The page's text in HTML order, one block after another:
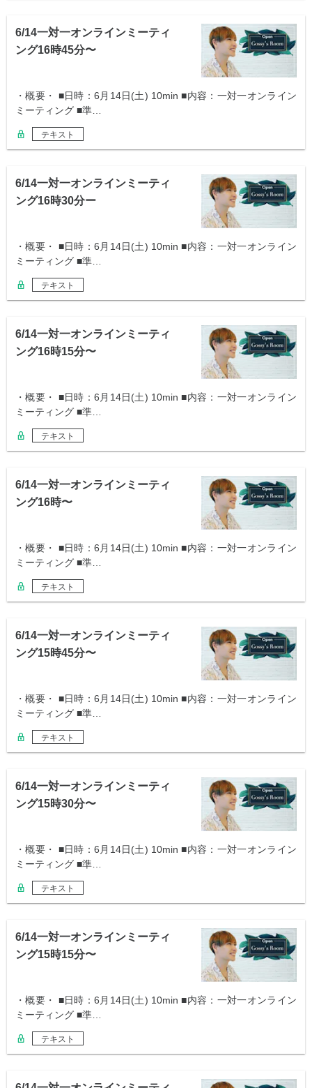
6/14一対一オンラインミーティ
ング16時45分〜
・概要・ ■日時：6月14日(土) 10min ■内容：一対一オンライン
ミーティング ■準…
テキスト
6/14一対一オンラインミーティ
ング16時30分ー
・概要・ ■日時：6月14日(土) 10min ■内容：一対一オンライン
ミーティング ■準…
テキスト
6/14一対一オンラインミーティ
ング16時15分〜
・概要・ ■日時：6月14日(土) 10min ■内容：一対一オンライン
ミーティング ■準…
テキスト
6/14一対一オンラインミーティ
ング16時〜
・概要・ ■日時：6月14日(土) 10min ■内容：一対一オンライン
ミーティング ■準…
テキスト
6/14一対一オンラインミーティ
ング15時45分〜
・概要・ ■日時：6月14日(土) 10min ■内容：一対一オンライン
ミーティング ■準…
テキスト
6/14一対一オンラインミーティ
ング15時30分〜
・概要・ ■日時：6月14日(土) 10min ■内容：一対一オンライン
ミーティング ■準…
テキスト
6/14一対一オンラインミーティ
ング15時15分〜
・概要・ ■日時：6月14日(土) 10min ■内容：一対一オンライン
ミーティング ■準…
テキスト